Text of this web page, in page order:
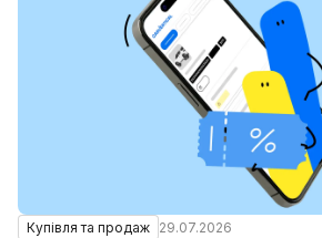
Купівля та продаж 29.07.2026